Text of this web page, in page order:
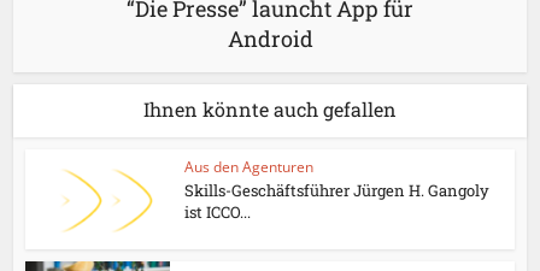
“Die Presse” launcht App für
Android
Ihnen könnte auch gefallen
Aus den Agenturen
Skills-Geschäftsführer Jürgen H. Gangoly
ist ICCO...